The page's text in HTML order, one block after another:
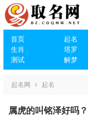
首页 起名
生肖
塔罗
测试
解梦
起名网 起名
属虎的叫铭泽好吗